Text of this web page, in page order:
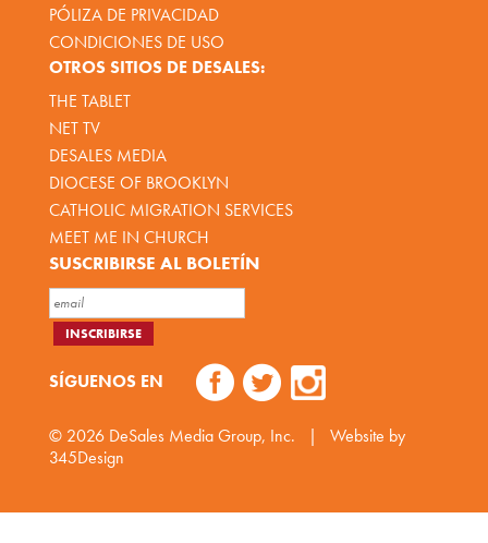
PÓLIZA DE PRIVACIDAD
CONDICIONES DE USO
OTROS SITIOS DE DESALES:
THE TABLET
NET TV
DESALES MEDIA
DIOCESE OF BROOKLYN
CATHOLIC MIGRATION SERVICES
MEET ME IN CHURCH
SUSCRIBIRSE AL BOLETÍN
SÍGUENOS EN
© 2026 DeSales Media Group, Inc. |
Website by
345Design